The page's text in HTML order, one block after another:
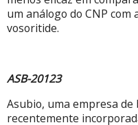
um análogo do CNP
vosoritide.
ASB-20123
Asubio, uma empresa
recentemente